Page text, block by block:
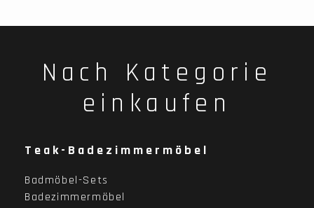
Nach Kategorie
einkaufen
Teak-Badezimmermöbel
Badmöbel-Sets
Badezimmermöbel